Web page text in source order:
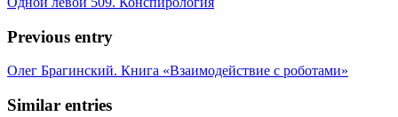
Previous entry
Олег Брагинский. Книга «Взаимодействие с роботами»
Similar entries